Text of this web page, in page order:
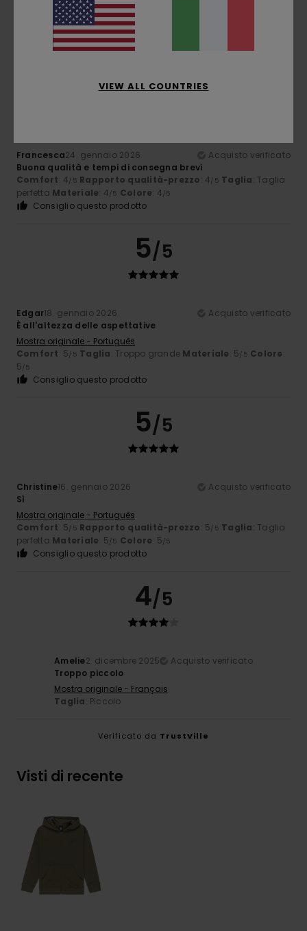
4/5
Francesca24. gennaio 2026
Acquisto verificato
Buona qualità e tempi di consegna brevi
Comfort: 4/5 Rapporto qualità-prezzo: 4/5 Taglia: Taglia
perfetta Materiale: 4/5 Colore: 4/5
Consiglio questo prodotto
5/5
Edgar18. gennaio 2026
Acquisto verificato
È all'altezza delle aspettative
Mostra originale - Português
Comfort: 5/5 Taglia: Troppo grande Materiale: 5/5 Colore:
5/5
Consiglio questo prodotto
5/5
Christine16. gennaio 2026
Acquisto verificato
Sì
Mostra originale - Português
Comfort: 5/5 Rapporto qualità-prezzo: 5/5 Taglia: Taglia
perfetta Materiale: 5/5 Colore: 5/5
Consiglio questo prodotto
4/5
Amelie2. dicembre 2025
Acquisto verificato
Troppo piccolo
Mostra originale - Français
Taglia: Piccolo
Verificato da TrustVille
Visti di recente
VIEW ALL COUNTRIES